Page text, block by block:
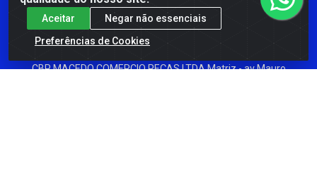
Aceitar
Negar não essenciais
Preferências de Cookies
CBP MACEDO COMERCIO PEÇAS LTDA Matriz - av Mauro